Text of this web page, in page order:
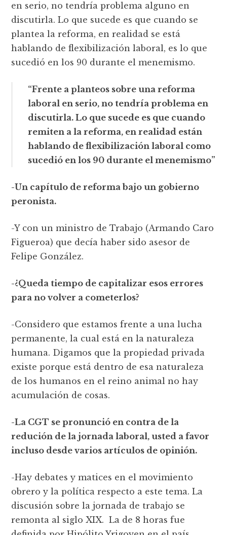
en serio, no tendría problema alguno en
discutirla. Lo que sucede es que cuando se
plantea la reforma, en realidad se está
hablando de flexibilización laboral, es lo que
sucedió en los 90 durante el menemismo.
“Frente a planteos sobre una reforma
laboral en serio, no tendría problema en
discutirla. Lo que sucede es que cuando
remiten a la reforma, en realidad están
hablando de flexibilización laboral como
sucedió en los 90 durante el menemismo”
-Un capítulo de reforma bajo un gobierno
peronista.
-Y con un ministro de Trabajo (Armando Caro
Figueroa) que decía haber sido asesor de
Felipe González.
-¿Queda tiempo de capitalizar esos errores
para no volver a cometerlos?
-Considero que estamos frente a una lucha
permanente, la cual está en la naturaleza
humana. Digamos que la propiedad privada
existe porque está dentro de esa naturaleza
de los humanos en el reino animal no hay
acumulación de cosas.
-La CGT se pronunció en contra de la
redución de la jornada laboral, usted a favor
incluso desde varios artículos de opinión.
-Hay debates y matices en el movimiento
obrero y la política respecto a este tema. La
discusión sobre la jornada de trabajo se
remonta al siglo XIX. La de 8 horas fue